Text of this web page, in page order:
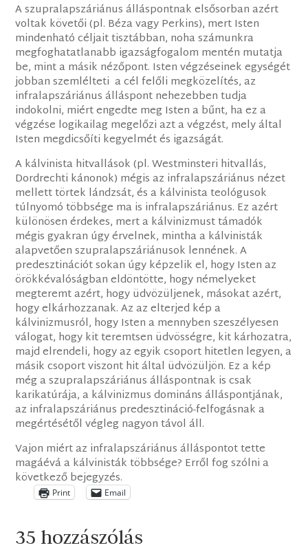
A szupralapszáriánus álláspontnak elsősorban azért
voltak követői (pl. Béza vagy Perkins), mert Isten
mindenható céljait tisztábban, noha számunkra
megfoghatatlanabb igazságfogalom mentén mutatja
be, mint a másik nézőpont. Isten végzéseinek egységét
jobban szemlélteti a cél felőli megközelítés, az
infralapszáriánus álláspont nehezebben tudja
indokolni, miért engedte meg Isten a bűnt, ha ez a
végzése logikailag megelőzi azt a végzést, mely által
Isten megdicsőíti kegyelmét és igazságát.
A kálvinista hitvallások (pl. Westminsteri hitvallás,
Dordrechti kánonok) mégis az infralapszáriánus nézet
mellett törtek lándzsát, és a kálvinista teológusok
túlnyomó többsége ma is infralapszáriánus. Ez azért
különösen érdekes, mert a kálvinizmust támadók
mégis gyakran úgy érvelnek, mintha a kálvinisták
alapvetően szupralapszáriánusok lennének. A
predesztinációt sokan úgy képzelik el, hogy Isten az
örökkévalóságban eldöntötte, hogy némelyeket
megteremt azért, hogy üdvözüljenek, másokat azért,
hogy elkárhozzanak. Az az elterjed kép a
kálvinizmusról, hogy Isten a mennyben szeszélyesen
válogat, hogy kit teremtsen üdvösségre, kit kárhozatra,
majd elrendeli, hogy az egyik csoport hitetlen legyen, a
másik csoport viszont hit által üdvözüljön. Ez a kép
még a szupralapszáriánus álláspontnak is csak
karikatúrája, a kálvinizmus domináns álláspontjának,
az infralapszáriánus predesztináció-felfogásnak a
megértésétől végleg nagyon távol áll.
Vajon miért az infralapszáriánus álláspontot tette
magáévá a kálvinisták többsége? Erről fog szólni a
következő bejegyzés.
Print Email
35 hozzászólás